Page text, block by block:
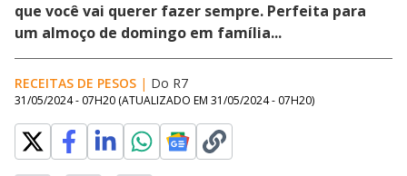
que você vai querer fazer sempre. Perfeita para
um almoço de domingo em família...
RECEITAS DE PESOS | Do R7
31/05/2024 - 07H20 (ATUALIZADO EM 31/05/2024 - 07H20)